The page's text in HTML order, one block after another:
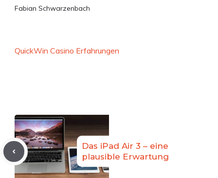
Fabian Schwarzenbach
QuickWin Casino Erfahrungen
Das iPad Air 3 – eine
plausible Erwartung